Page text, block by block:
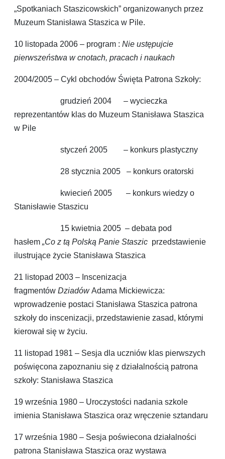
„Spotkaniach Staszicowskich” organizowanych przez
Muzeum Stanisława Staszica w Pile.
10 listopada 2006 – program : Nie ustępujcie
pierwszeństwa w cnotach, pracach i naukach
2004/2005 – Cykl obchodów Święta Patrona Szkoły:
grudzień 2004 – wycieczka
reprezentantów klas do Muzeum Stanisława Staszica
w Pile
styczeń 2005 – konkurs plastyczny
28 stycznia 2005 – konkurs oratorski
kwiecień 2005 – konkurs wiedzy o
Stanisławie Staszicu
15 kwietnia 2005 – debata pod
hasłem „Co z tą Polską Panie Staszic przedstawienie
ilustrujące życie Stanisława Staszica
21 listopad 2003 – Inscenizacja
fragmentów DziadówAdama Mickiewicza:
wprowadzenie postaci Stanisława Staszica patrona
szkoły do inscenizacji, przedstawienie zasad, którymi
kierował się w życiu.
11 listopad 1981 – Sesja dla uczniów klas pierwszych
poświęcona zapoznaniu się z działalnością patrona
szkoły: Stanisława Staszica
19 września 1980 – Uroczystości nadania szkole
imienia Stanisława Staszica oraz wręczenie sztandaru
17 września 1980 – Sesja poświecona działalności
patrona Stanisława Staszica oraz wystawa